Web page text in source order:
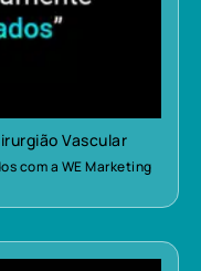
Vascular
com a WE Marketing